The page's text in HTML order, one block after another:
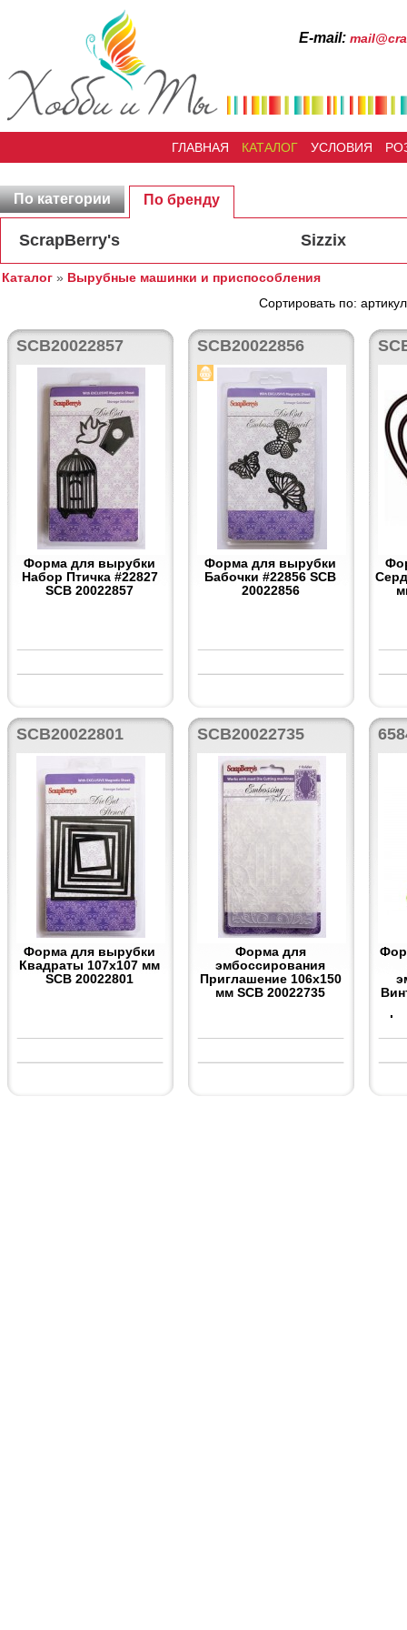
Е-mail:
ГЛАВНАЯ КАТАЛОГ УСЛОВИЯ
По категории По бренду
ScrapBerry's Sizzix
Каталог » Вырубные машинки и приспособления
Сортировать по:
SCB20022857
Форма для вырубки
Набор Птичка #22827
SCB 20022857
SCB20022856
Форма для вырубки
Бабочки #22856 SCB
20022856
SCB20022801
Форма для вырубки
Квадраты 107x107 мм
SCB 20022801
SCB20022735
Форма для
эмбоссирования
Приглашение 106x150
мм SCB 20022735